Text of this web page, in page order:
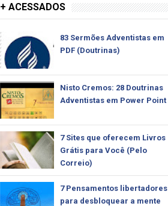
+ ACESSADOS
83 Sermões Adventistas em
PDF (Doutrinas)
Nisto Cremos: 28 Doutrinas
Adventistas em Power Point
7 Sites que oferecem Livros
Grátis para Você (Pelo
Correio)
7 Pensamentos libertadores
para desbloquear a mente